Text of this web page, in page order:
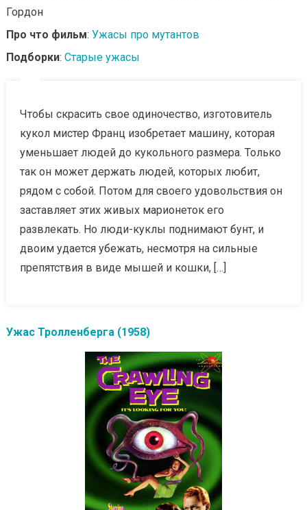
Гордон
Про что фильм: Ужасы про мутантов
Подборки: Старые ужасы
Чтобы скрасить свое одиночество, изготовитель
кукол мистер Франц изобретает машину, которая
уменьшает людей до кукольного размера. Только
так он может держать людей, которых любит,
рядом с собой. Потом для своего удовольствия он
заставляет этих живых марионеток его
развлекать. Но люди-куклы поднимают бунт, и
двоим удается убежать, несмотря на сильные
препятствия в виде мышей и кошки, […]
Ужас Тролленберга (1958)